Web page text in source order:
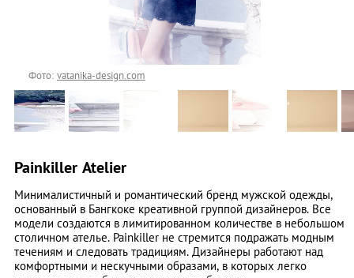
Фото:vatanika-design.com
Painkiller Atelier
Минималистичный и романтический бренд мужской одежды,
основанный в Бангкоке креативной группой дизайнеров. Все
модели создаются в лимитированном количестве в небольшом
столичном ателье. Painkiller не стремится подражать модным
течениям и следовать традициям. Дизайнеры работают над
комфортными и нескучными образами, в которых легко